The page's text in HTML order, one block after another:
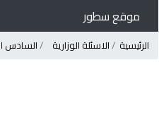
موقع سطور
الرئيسية الاسئلة الوزارية السادس